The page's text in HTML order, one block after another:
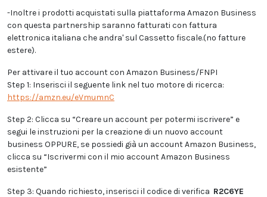
-Inoltre i prodotti acquistati sulla piattaforma Amazon Business
con questa partnership saranno fatturati con fattura
elettronica italiana che andra' sul Cassetto fiscale.(no fatture
estere).
Per attivare il tuo account con Amazon Business/FNPI
Step 1: Inserisci il seguente link nel tuo motore di ricerca:
https://amzn.eu/eVmumnC
Step 2: Clicca su “Creare un account per potermi iscrivere” e
segui le instruzioni per la creazione di un nuovo account
business OPPURE, se possiedi già un account Amazon Business,
clicca su “Iscrivermi con il mio account Amazon Business
esistente”
Step 3: Quando richiesto, inserisci il codice di verifica R2C6YE